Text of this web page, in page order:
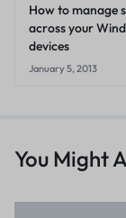
How to manage
across your
devices
January 5, 2013
You Might